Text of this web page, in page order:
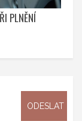
PLNĚNÍ